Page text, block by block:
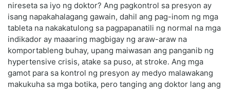
nireseta sa iyo ng doktor? Ang pagkontrol sa presyon ay
isang napakahalagang gawain, dahil ang pag-inom ng mga
tableta na nakakatulong sa pagpapanatili ng normal na mga
indikador ay maaaring magbigay ng araw-araw na
komportableng buhay, upang maiwasan ang panganib ng
hypertensive crisis, atake sa puso, at stroke. Ang mga
gamot para sa kontrol ng presyon ay medyo malawakang
makukuha sa mga botika, pero tanging ang doktor lang ang